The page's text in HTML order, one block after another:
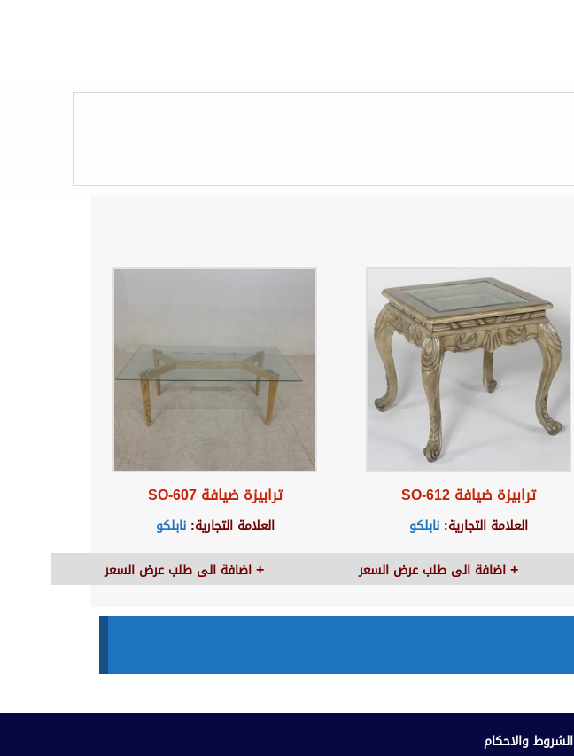
ترابيزة ضيافة SO-612
العلامة التجارية:نابلكو
اضافة الى طلب عرض السعر
ترابيزة ضيافة SO-607
العلامة التجارية:نابلكو
اضافة الى طلب عرض السعر
الشروط والاحكام